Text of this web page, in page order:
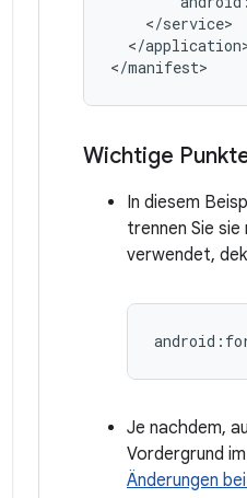
</
Wichtige
In diesem
trennen Sie
verwendet,
Je nachdem,
Vordergrund
Änderungen